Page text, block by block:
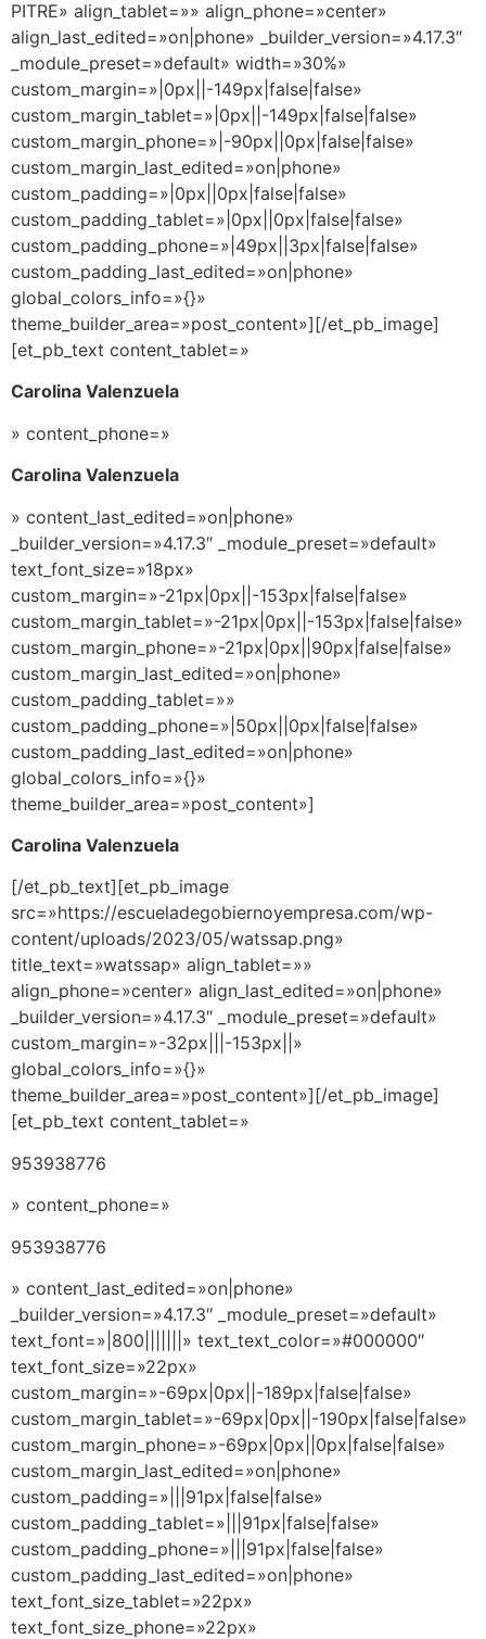
PITRE» align_tablet=»» align_phone=»center»
align_last_edited=»on|phone» _builder_version=»4.17.3″
_module_preset=»default» width=»30%»
custom_margin=»|0px||-149px|false|false»
custom_margin_tablet=»|0px||-149px|false|false»
custom_margin_phone=»|-90px||0px|false|false»
custom_margin_last_edited=»on|phone»
custom_padding=»|0px||0px|false|false»
custom_padding_tablet=»|0px||0px|false|false»
custom_padding_phone=»|49px||3px|false|false»
custom_padding_last_edited=»on|phone»
global_colors_info=»{}»
theme_builder_area=»post_content»][/et_pb_image]
[et_pb_text content_tablet=»
Carolina Valenzuela
» content_phone=»
Carolina Valenzuela
» content_last_edited=»on|phone»
_builder_version=»4.17.3″ _module_preset=»default»
text_font_size=»18px»
custom_margin=»-21px|0px||-153px|false|false»
custom_margin_tablet=»-21px|0px||-153px|false|false»
custom_margin_phone=»-21px|0px||90px|false|false»
custom_margin_last_edited=»on|phone»
custom_padding_tablet=»»
custom_padding_phone=»|50px||0px|false|false»
custom_padding_last_edited=»on|phone»
global_colors_info=»{}»
theme_builder_area=»post_content»]
Carolina Valenzuela
[/et_pb_text][et_pb_image
src=»https://escueladegobiernoyempresa.com/wp-
content/uploads/2023/05/watssap.png»
title_text=»watssap» align_tablet=»»
align_phone=»center» align_last_edited=»on|phone»
_builder_version=»4.17.3″ _module_preset=»default»
custom_margin=»-32px|||-153px||»
global_colors_info=»{}»
theme_builder_area=»post_content»][/et_pb_image]
[et_pb_text content_tablet=»
953938776
» content_phone=»
953938776
» content_last_edited=»on|phone»
_builder_version=»4.17.3″ _module_preset=»default»
text_font=»|800|||||||» text_text_color=»#000000″
text_font_size=»22px»
custom_margin=»-69px|0px||-189px|false|false»
custom_margin_tablet=»-69px|0px||-190px|false|false»
custom_margin_phone=»-69px|0px||0px|false|false»
custom_margin_last_edited=»on|phone»
custom_padding=»|||91px|false|false»
custom_padding_tablet=»|||91px|false|false»
custom_padding_phone=»|||91px|false|false»
custom_padding_last_edited=»on|phone»
text_font_size_tablet=»22px»
text_font_size_phone=»22px»